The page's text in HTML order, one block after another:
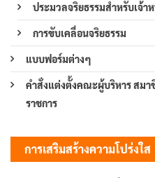
ประมวลจริยธรรมสำหรับเจ้า
การขับเคลื่อนจริยธรรม
แบบฟอร์มต่างๆ
คำสั่งแต่งตั้งคณะผู้บริหาร สม
ราชการ
การเสริมสร้างความโปร่งใส